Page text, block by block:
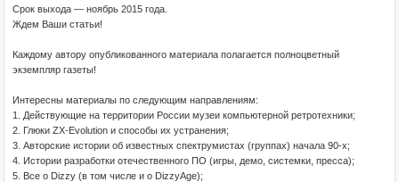
Срок выхода — ноябрь 2015 года.
Ждем Ваши статьи!
Каждому автору опубликованного материала полагается полноцветный
экземпляр газеты!
Интересны материалы по следующим направлениям:
1. Действующие на территории России музеи компьютерной ретротехники;
2. Глюки ZX-Evolution и способы их устранения;
3. Авторские истории об известных спектрумистах (группах) начала 90-х;
4. Истории разработки отечественного ПО (игры, демо, системки, пресса);
5. Все о Dizzy (в том числе и о DizzyAge);